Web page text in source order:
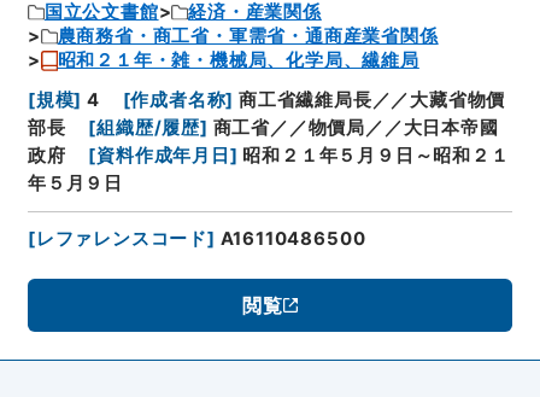
国立公文書館
経済・産業関係
農商務省・商工省・軍需省・通商産業省関係
昭和２１年・雑・機械局、化学局、繊維局
[規模] 4 [作成者名称] 商工省繊維局長／／大藏省物價
部長
[組織歴/履歴] 商工省／／物價局／／大日本帝國
政府
[資料作成年月日 ] 昭和２１年５月９日～昭和２１
年５月９日
[レファレンスコード] A16110486500
閲覧